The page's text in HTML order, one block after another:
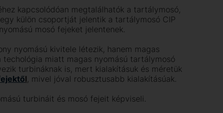
kapcsolódóan megtalálhatók a tartálymosó,
külön csoportját jelentik a tartálymosó CIP
mosó fejeket jelentenek.
nyomású kivitele létezik, hanem magas
miatt magas nyomású tartálymosó
turbináknak is, mert kialakításuk és méretük
l, mivel jóval robusztusabb kialakításúak.
turbináit és mosó fejeit képviseli.